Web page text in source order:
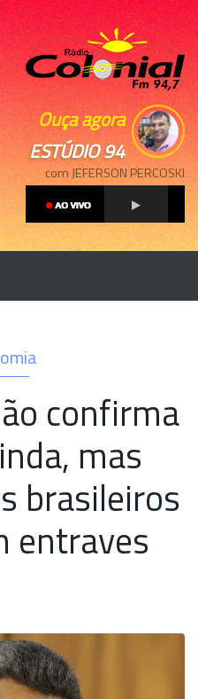
Ouça agora
ESTÚDIO 94
com JEFERSON PERCOSKI
confirma
mas
brasileiros
entraves